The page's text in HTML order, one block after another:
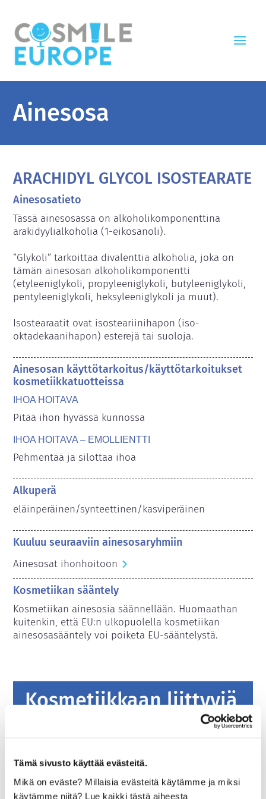
Tämä sivusto käyttää evästeitä.
Mikä on eväste? Millaisia evästeitä käytämme ja miksi
käytämme niitä? Lue kaikki tästä aiheesta
Ainesosa
ARACHIDYL GLYCOL ISOSTEARATE
Ainesosatieto
Tässä ainesosassa on alkoholikomponenttina
arakidyylialkoholia (1-eikosanoli).
”Glykoli” tarkoittaa divalenttia alkoholia, joka on
tämän ainesosan alkoholikomponentti
(etyleeniglykoli, propyleeniglykoli, butyleeniglykoli,
pentyleeniglykoli, heksyleeniglykoli ja muut).
Isostearaatit ovat isosteariinihapon (iso-
oktadekaanihapon) esterejä tai suoloja.
Ainesosan käyttötarkoitus/käyttötarkoitukset
kosmetiikkatuotteissa
IHOA HOITAVA
Pitää ihon hyvässä kunnossa
IHOA HOITAVA – EMOLLIENTTI
Pehmentää ja silottaa ihoa
Alkuperä
eläinperäinen/synteettinen/kasviperäinen
Kuuluu seuraaviin ainesosaryhmiin
Ainesosat ihonhoitoon
Kosmetiikan sääntely
Kosmetiikan ainesosia säännellään. Huomaathan
kuitenkin, että EU:n ulkopuolella kosmetiikan
ainesosasääntely voi poiketa EU-sääntelystä.
Kosmetiikkaan liittyviä
Miten kosmetiikkatuotteiden turvallisuus
varmistetaan Euroopassa?
Tiukalla lainsäädännöllä varmistetaan, että